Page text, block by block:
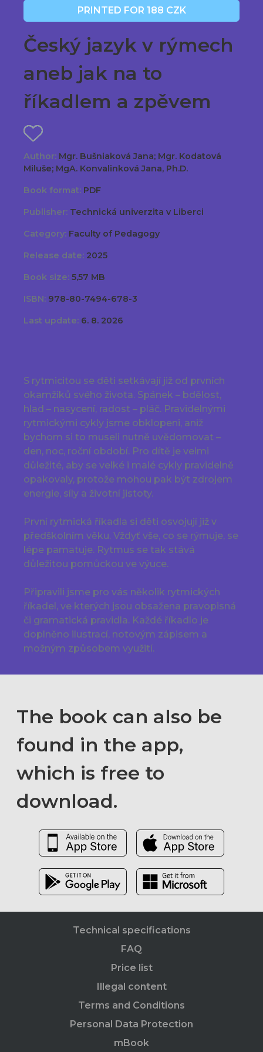
PRINTED FOR 188 CZK
Český jazyk v rýmech
aneb jak na to
říkadlem a zpěvem
Author: Mgr. Bušniaková Jana; Mgr. Kodatová
Miluše; MgA. Konvalinková Jana, Ph.D.
Book format: PDF
Publisher: Technická univerzita v Liberci
Category: Faculty of Pedagogy
Release date: 2025
Book size: 5,57 MB
ISBN: 978-80-7494-678-3
Last update: 6. 8. 2026
S rytmicitou se děti setkávají již od prvních
okamžiků svého života. Spánek – bdělost,
hlad – nasycení, radost – pláč. Pravidelnými
rytmickými cykly jsme obklopeni, aniž
bychom si to museli nutně uvědomovat –
den, noc, roční období. Pro dítě je velmi
důležité, aby se velké i malé cykly pravidelně
opakovaly, protože mohou pak být zdrojem
energie, síly a životní jistoty.
První rytmická říkadla si děti osvojují již v
předškolním věku. Vždyť vše, co se rýmuje, se
lépe pamatuje. Rytmus se tak stává
důležitou pomůckou ve výuce.
Připravili jsme pro vás několik rytmických
říkadel, ve kterých jsou obsažena pravopisná
či gramatická pravidla. Každé říkadlo je
doplněno ilustrací, notovým zápisem a
možným způsobem využití.
The book can also be
found in the app,
which is free to
download.
Technical specifications
FAQ
Price list
Illegal content
Terms and Conditions
Personal Data Protection
mBook